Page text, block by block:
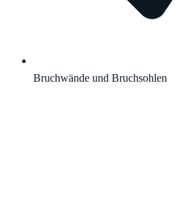
Bruchwände und Bruchsohlen